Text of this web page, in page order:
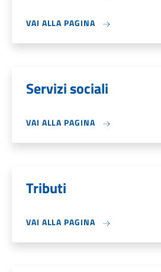
VAI ALLA PAGINA
Servizi sociali
VAI ALLA PAGINA
Tributi
VAI ALLA PAGINA